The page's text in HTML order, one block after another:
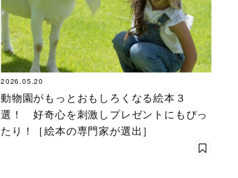
2026.05.20
動物園がもっとおもしろくなる絵本３
選！ 好奇心を刺激しプレゼントにもぴっ
たり！［絵本の専門家が選出］